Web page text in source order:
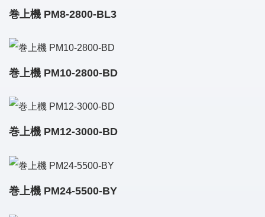
巻上機 PM8-2800-BL3
巻上機 PM10-2800-BD
巻上機 PM12-3000-BD
巻上機 PM24-5500-BY